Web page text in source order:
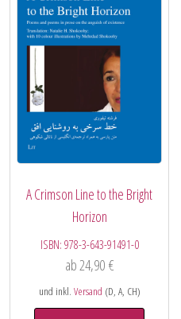
A Crimson Line to the Bright
Horizon
ISBN: 978-3-643-91491-0
ab24,90 €
und inkl. Versand (D, A, CH)